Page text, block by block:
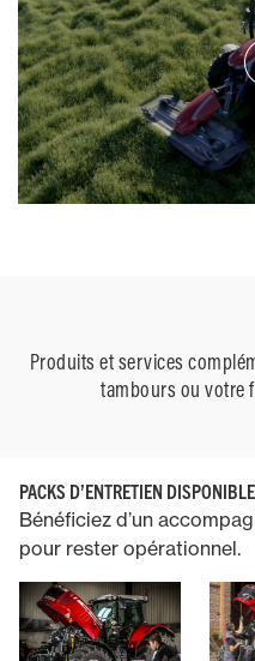
Produits et services
tambours ou votre
PACKS D’ENTRETIEN
Bénéficiez d’un
pour rester opérationnel.